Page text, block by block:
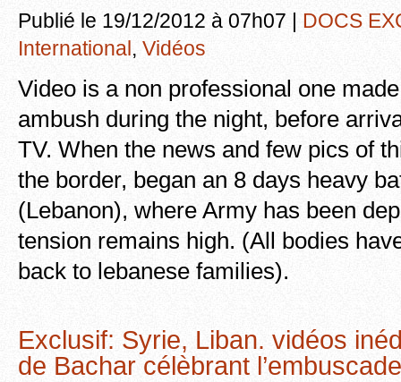
Publié le 19/12/2012 à 07h07 | DOCS
International , Vidéos
Video is a non professional one
ambush during the night, before
TV. When the news and few pics of
the border, began an 8 days heavy
(Lebanon), where Army has been
tension remains high. (All bodies
back to lebanese families).
Exclusif: Syrie, Liban. vidéos
de Bachar célèbrant